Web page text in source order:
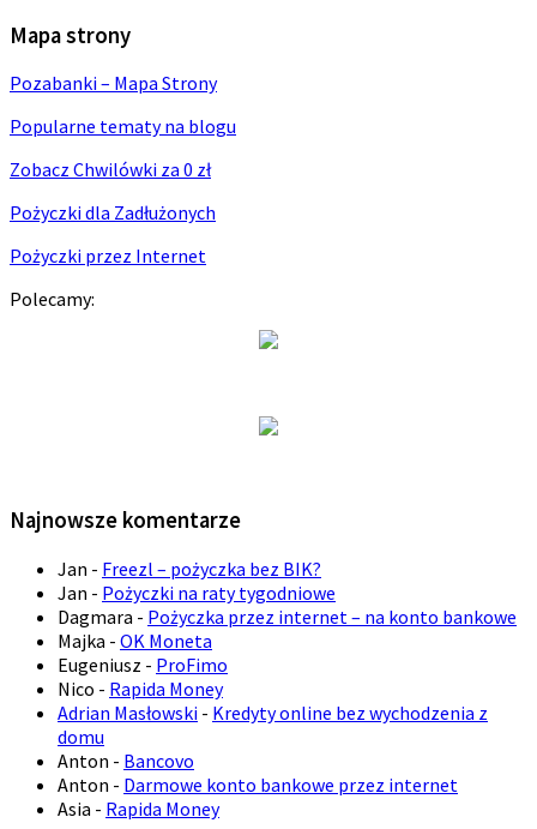
Mapa strony
Pozabanki – Mapa Strony
Popularne tematy na blogu
Zobacz Chwilówki za 0 zł
Pożyczki dla Zadłużonych
Pożyczki przez Internet
Polecamy:
Najnowsze komentarze
Jan - Freezl – pożyczka bez BIK?
Jan - Pożyczki na raty tygodniowe
Dagmara - Pożyczka przez internet – na konto bankowe
Majka - OK Moneta
Eugeniusz - ProFimo
Nico - Rapida Money
Adrian Masłowski - Kredyty online bez wychodzenia z
domu
Anton - Bancovo
Anton - Darmowe konto bankowe przez internet
Asia - Rapida Money